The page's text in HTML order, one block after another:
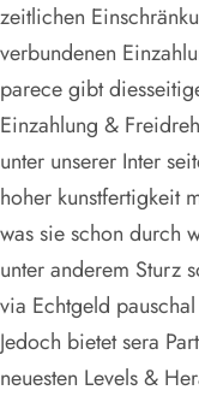
zeitlichen
verbundenen
parece gibt
Einzahlung &
unter unserer Inter
hoher kunstfertigkeit
was sie schon durch
unter anderem Sturz
via Echtgeld
Jedoch bietet sera
neuesten Levels &